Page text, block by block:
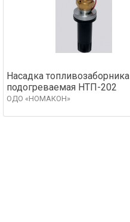
Насадка топливозаборника
подогреваемая НТП-202
ОДО «НОМАКОН»